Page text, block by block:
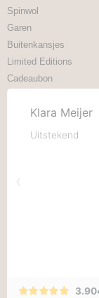
Spinwol
Garen
Buitenkansjes
Limited Editions
Cadeaubon